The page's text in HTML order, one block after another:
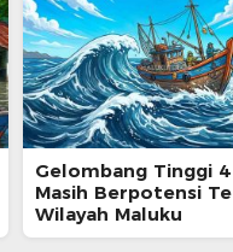
Gelombang Tinggi
Masih Berpotensi
Wilayah Maluku